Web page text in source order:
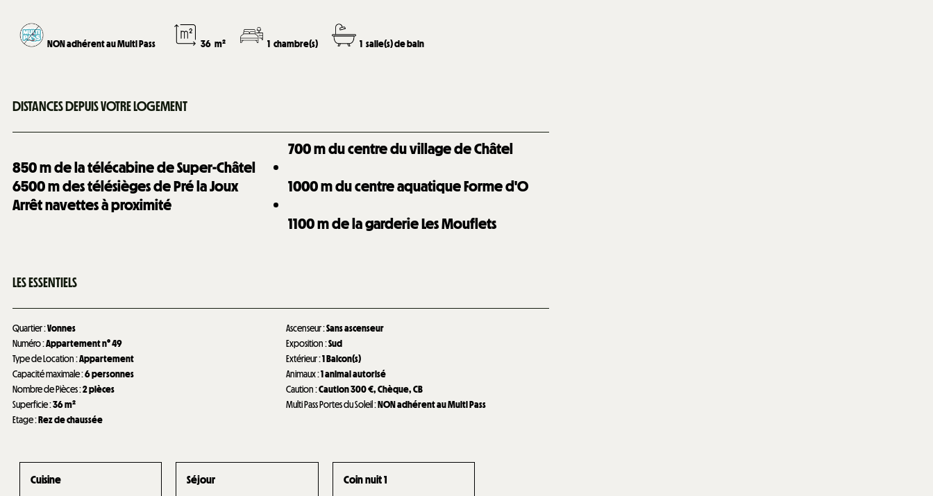
NON adhérent au Multi Pass 36 m² 1 chambre(s) 1 salle(s) de bain
DISTANCES DEPUIS VOTRE LOGEMENT
850m de la télécabine de Super-Châtel
6500m des télésièges de Pré la Joux
Arrêt navettes à proximité
700m du centre du village de Châtel
1000m du centre aquatique Forme d'O
1100m de la garderie Les Mouflets
LES ESSENTIELS
Quartier:Vonnes
Numéro:Appartement n°49
Type de Location:Appartement
Capacité maximale:6 personnes
Nombre de Pièces:2 pièces
Superficie:36m²
Etage:Rez de chaussée
Ascenseur:Sans ascenseur
Exposition:Sud
Extérieur:1Balcon(s)
Animaux:1 animal autorisé
Caution:Caution300 € Chèque CB
Multi Pass Portes du Soleil :NON adhérent au Multi Pass
Cuisine Séjour Coin nuit 1